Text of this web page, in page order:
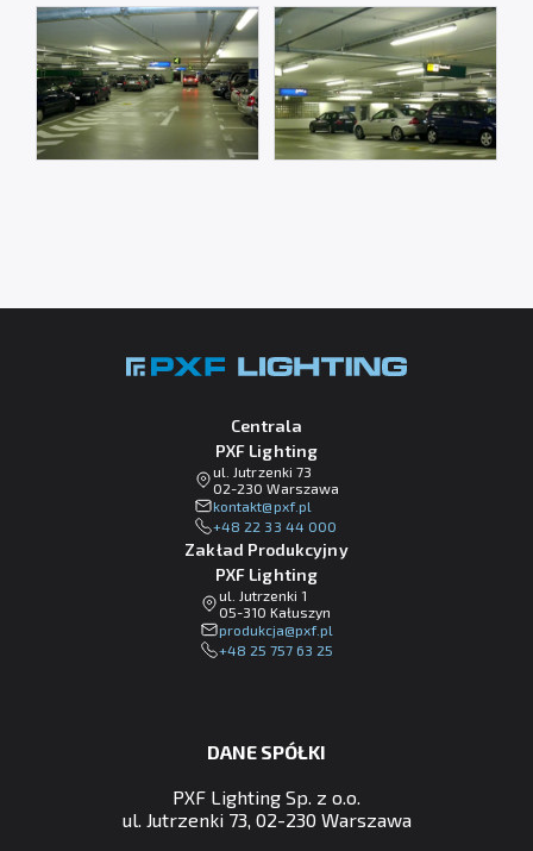
Centrala
PXF Lighting
ul. Jutrzenki 73
02-230 Warszawa
lp.fxp@tkatnok
+48 22 33 44 000
Zakład Produkcyjny
PXF Lighting
ul. Jutrzenki 1
05-310 Kałuszyn
lp.fxp@ajckudorp
+48 25 757 63 25
DANE SPÓŁKI
PXF Lighting Sp. z o.o.
ul. Jutrzenki 73, 02-230 Warszawa